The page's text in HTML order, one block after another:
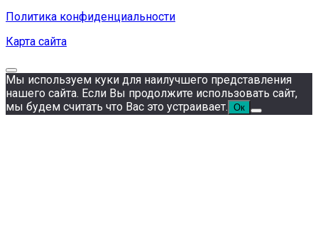
Политика конфиденциальности
Карта сайта
Мы используем куки для наилучшего представления
нашего сайта. Если Вы продолжите использовать сайт,
мы будем считать что Вас это устраивает. Ок